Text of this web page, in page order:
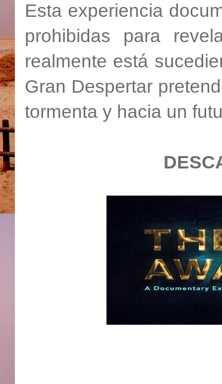
Esta experiencia
prohibidas para
realmente está
Gran Despertar
tormenta y hacia un